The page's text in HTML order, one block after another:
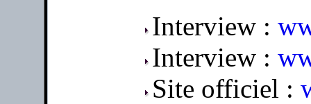
Interview :
Interview :
Site officiel :